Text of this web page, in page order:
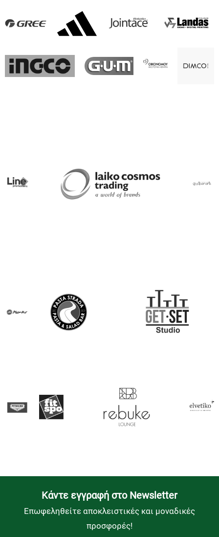
Kάντε εγγραφή στο Newsletter
Επωφεληθείτε αποκλειστικές και μοναδικές
προσφορές!